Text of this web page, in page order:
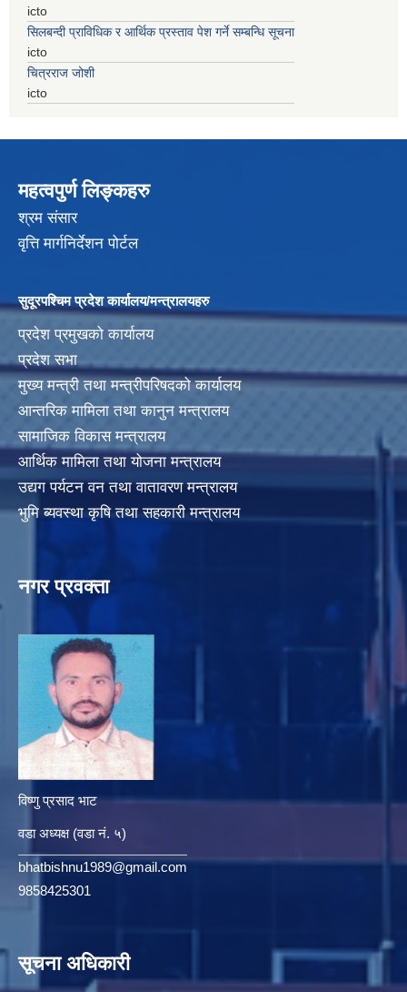
icto
सिलबन्दी प्राविधिक र आर्थिक प्रस्ताव पेश गर्ने सम्बन्धि सूचना
icto
चित्रराज जोशी
icto
महत्वपुर्ण लिङ्कहरु
श्रम संसार
वृत्ति मार्गनिर्देशन पोर्टल
सुदूरपश्चिम प्रदेश कार्यालय/मन्त्रालयहरु
प्रदेश प्रमुखको कार्यालय
प्रदेश सभा
मुख्य मन्त्री तथा मन्त्रीपरिषदको कार्यालय
आन्तरिक मामिला तथा कानुन मन्त्रालय
सामाजिक विकास मन्त्रालय
आर्थिक मामिला तथा योजना मन्त्रालय
उद्यग पर्यटन वन तथा वातावरण मन्त्रालय
भुमि ब्यवस्था कृषि तथा सहकारी मन्त्रालय
नगर प्रवक्ता
विष्णु प्रसाद भाट
वडा अध्यक्ष (वडा नं. ५)
bhatbishnu1989@gmail.com
9858425301
सूचना अधिकारी